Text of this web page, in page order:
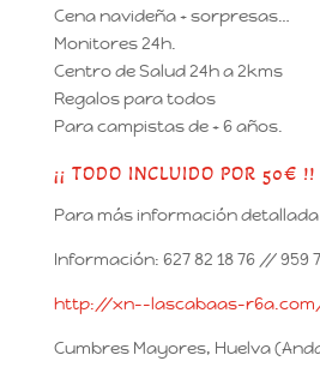
Cena navideña + sorpresas…
Monitores 24h.
Centro de Salud 24h a 2kms
Regalos para todos
Para campistas de + 6 años.
¡¡ TODO INCLUIDO POR 50€ !!
Para más información
Información: 627 82 18 76 // 959
http://xn--lascabaas-
Cumbres Mayores, Huelva